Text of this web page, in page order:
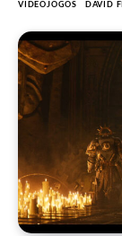
VIDEOJOGOS DAVID